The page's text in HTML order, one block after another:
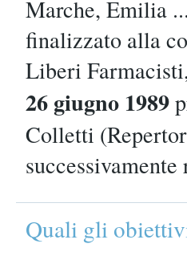
Marche, Emilia
finalizzato alla
Liberi
26 giugno 1989
Colletti
Quali gli